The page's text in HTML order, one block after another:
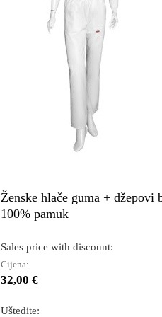
Ženske hlače guma + džepovi
100% pamuk
Sales price with discount:
Cijena:
32,00 €
Uštedite: